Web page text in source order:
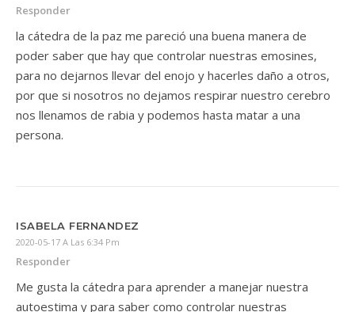
Responder
la cátedra de la paz me pareció una buena manera de
poder saber que hay que controlar nuestras emosines,
para no dejarnos llevar del enojo y hacerles daño a otros,
por que si nosotros no dejamos respirar nuestro cerebro
nos llenamos de rabia y podemos hasta matar a una
persona.
ISABELA FERNANDEZ
2020-05-17 A Las 6:34 Pm
Responder
Me gusta la cátedra para aprender a manejar nuestra
autoestima y para saber como controlar nuestras